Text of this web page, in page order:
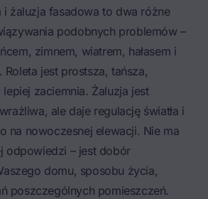
i żaluzja fasadowa to dwa różne
podobnych problemów –
zimnem, wiatrem, hałasem i
jest prostsza, tańsza,
zaciemnia. Żaluzja jest
ale daje regulację światła i
na nowoczesnej elewacji. Nie ma
odpowiedzi – jest dobór
domu, sposobu życia,
poszczególnych pomieszczeń.